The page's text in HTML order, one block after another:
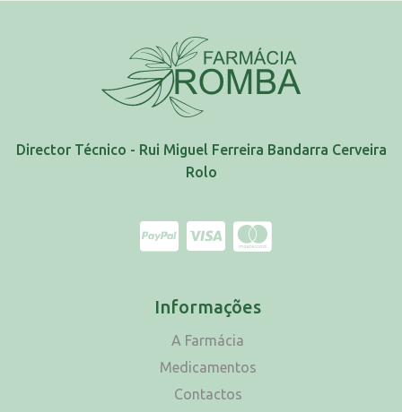
Director Técnico - Rui Miguel Ferreira Bandarra Cerveira
Rolo
Informações
A Farmácia
Medicamentos
Contactos